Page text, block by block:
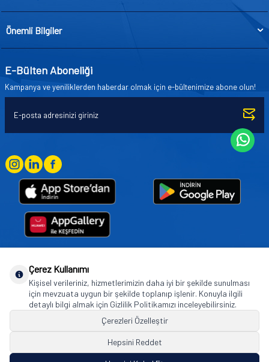
Önemli Bilgiler
E-Bülten Aboneliği
Kampanya ve yeniliklerden haberdar olmak için e-bültenimize abone olun!
Goodyear (and Winged Foot Design) are trademarks of or licensed to The Goodyear
Tire & Rubber Company used under license by Basbug Group Company,
Istanbul/Türkiye. © 2026 The Goodyear Tire & Rubber Company.
Çerez Kullanımı
Kişisel verileriniz, hizmetlerimizin daha iyi bir şekilde sunulması
için mevzuata uygun bir şekilde toplanıp işlenir. Konuyla ilgili
detaylı bilgi almak için Gizlilik Politikamızı inceleyebilirsiniz.
Çerezleri Özelleştir
Hepsini Reddet